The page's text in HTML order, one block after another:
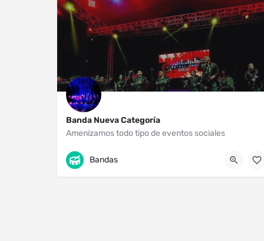
Banda Nueva Categoría
Amenizamos todo tipo de eventos sociales
Uruapan
Bandas